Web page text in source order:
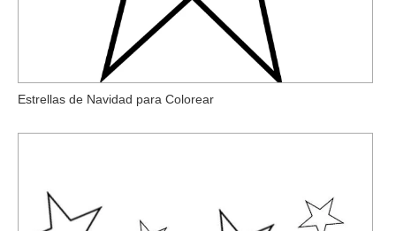
Estrellas de Navidad para Colorear